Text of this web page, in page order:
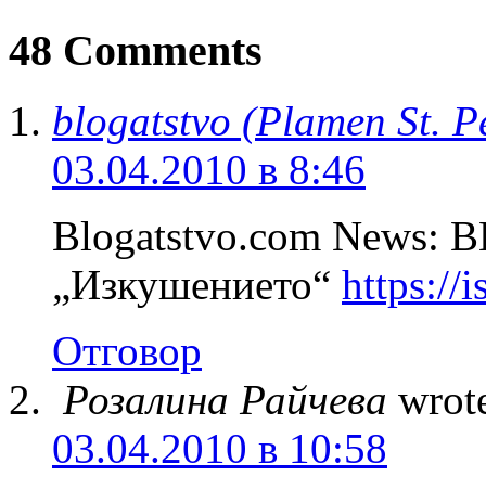
48 Comments
blogatstvo (Plamen St.
03.04.2010 в 8:46
Blogatstvo.com News:
„Изкушението“ https://
Отговор
Розалина Райчева
03.04.2010 в 10:58